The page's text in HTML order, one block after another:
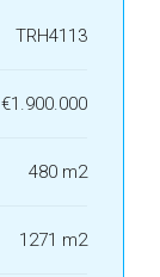
TRH4113
€1.900.000
480 m2
1271 m2